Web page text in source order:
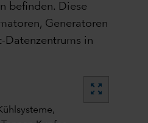
befinden. Diese
Generatoren
Datenzentrums in
zoom_out_map